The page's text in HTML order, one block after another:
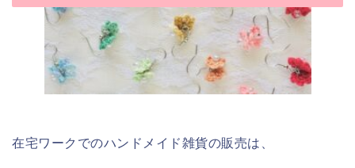
在宅ワークでのハンドメイド雑貨の販売は、